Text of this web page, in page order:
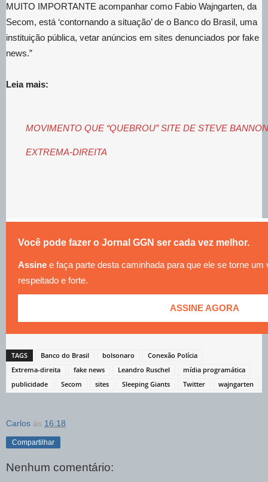
MUITO IMPORTANTE acompanhar como Fabio Wajngarten, da
Secom, está ‘contornando a situação’ de o Banco do Brasil, uma
instituição pública, vetar anúncios em sites denunciados por fake
news.”
Leia mais:
MOVIMENTO QUE “QUEBROU” SITE DE STEVE
EXTREMA-DIREITA
Você pode fazer o Jornal GGN ser cada vez melhor.
Assine e faça parte desta caminhada para que ele se torne
respeitado e forte.
ASSINE AGORA
TAGS Banco do Brasil bolsonaro
Conexão Polícia
Extrema-direita
fake news Leandro Ruschel
mídia programática
publicidade
Secom sites Sleeping Giants Twitter wajngarten
Carlos às 16:18
Compartilhar
Nenhum comentário: